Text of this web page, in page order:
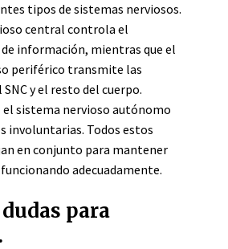
tipos de sistemas nerviosos.
central controla el
información, mientras que el
periférico transmite las
y el resto del cuerpo.
el sistema nervioso autónomo
involuntarias. Todos estos
en conjunto para mantener
adecuadamente.
para